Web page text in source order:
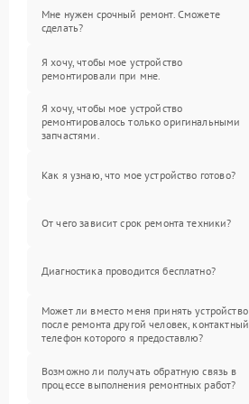
Мне нужен срочный ремонт. Сможете
сделать?
Я хочу, чтобы мое устройство
ремонтировали при мне.
Я хочу, чтобы мое устройство
ремонтировалось только оригинальными
запчастями.
Как я узнаю, что мое устройство готово?
От чего зависит срок ремонта техники?
Диагностика проводится бесплатно?
Может ли вместо меня принять устройство
после ремонта другой человек, контактный
телефон которого я предоставлю?
Возможно ли получать обратную связь в
процессе выполнения ремонтных работ?